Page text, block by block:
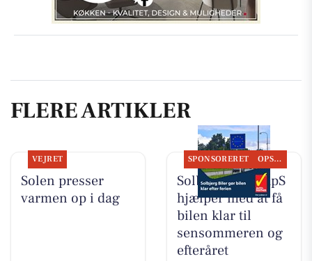
FLERE ARTIKLER
VEJRET
Solen presser
varmen op i dag
SPONSORERET OPSLAGSTAVLEN
Solbjerg Biler ApS
hjælper med at få
bilen klar til
sensommeren og
efteråret